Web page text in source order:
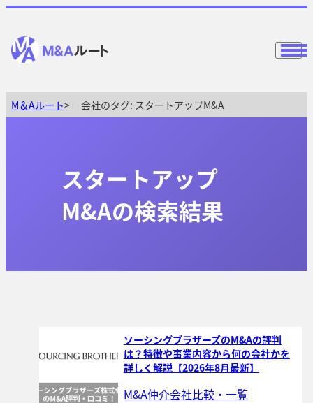
M＆Aルート 会社のタグ: スタートアップM&A
スタートアップ
M&Aの検索結果
ソーシングブラザーズのM&Aの評判
は？特徴や事業内容から何の会社かを
詳しく解説【2026年8月最新】
M&A仲介会社比較・一覧